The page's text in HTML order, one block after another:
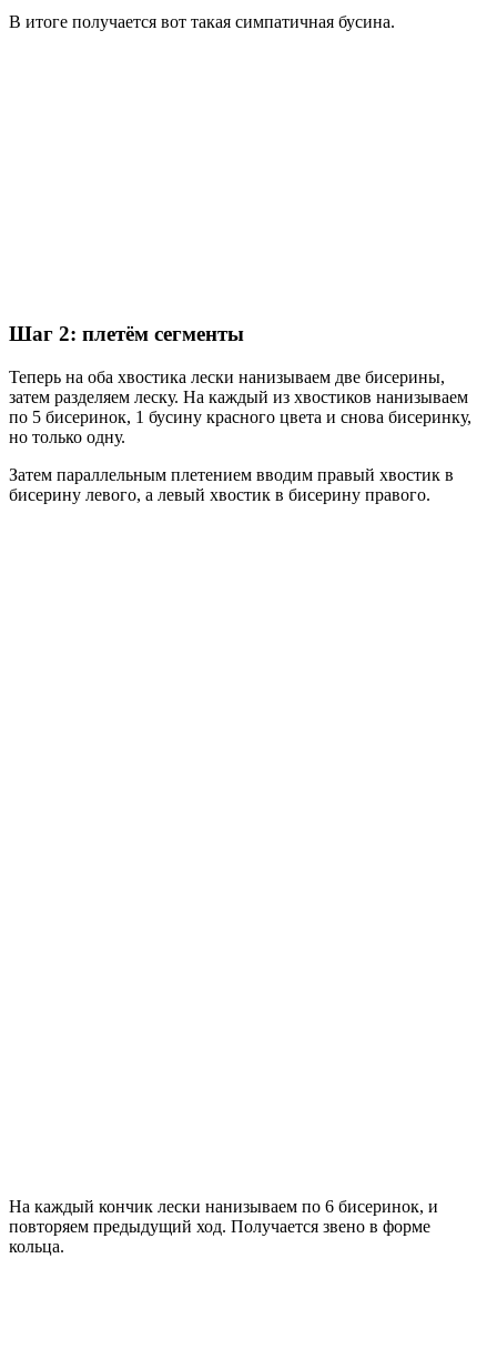
В итоге получается вот такая симпатичная бусина.
Шаг 2: плетём сегменты
Теперь на оба хвостика лески нанизываем две бисерины,
затем разделяем леску. На каждый из хвостиков нанизываем
по 5 бисеринок, 1 бусину красного цвета и снова бисеринку,
но только одну.
Затем параллельным плетением вводим правый хвостик в
бисерину левого, а левый хвостик в бисерину правого.
На каждый кончик лески нанизываем по 6 бисеринок, и
повторяем предыдущий ход. Получается звено в форме
кольца.